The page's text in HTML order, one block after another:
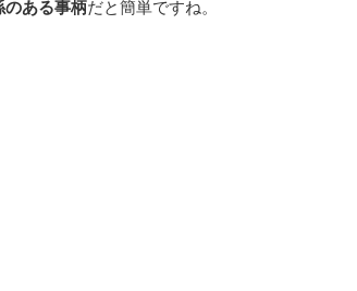
のある事柄だと簡単ですね。